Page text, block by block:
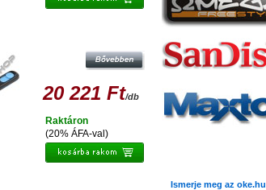
20 221 Ft/db
(20% ÁFA-val)
Raktáron
Ismerje meg az oke.hu